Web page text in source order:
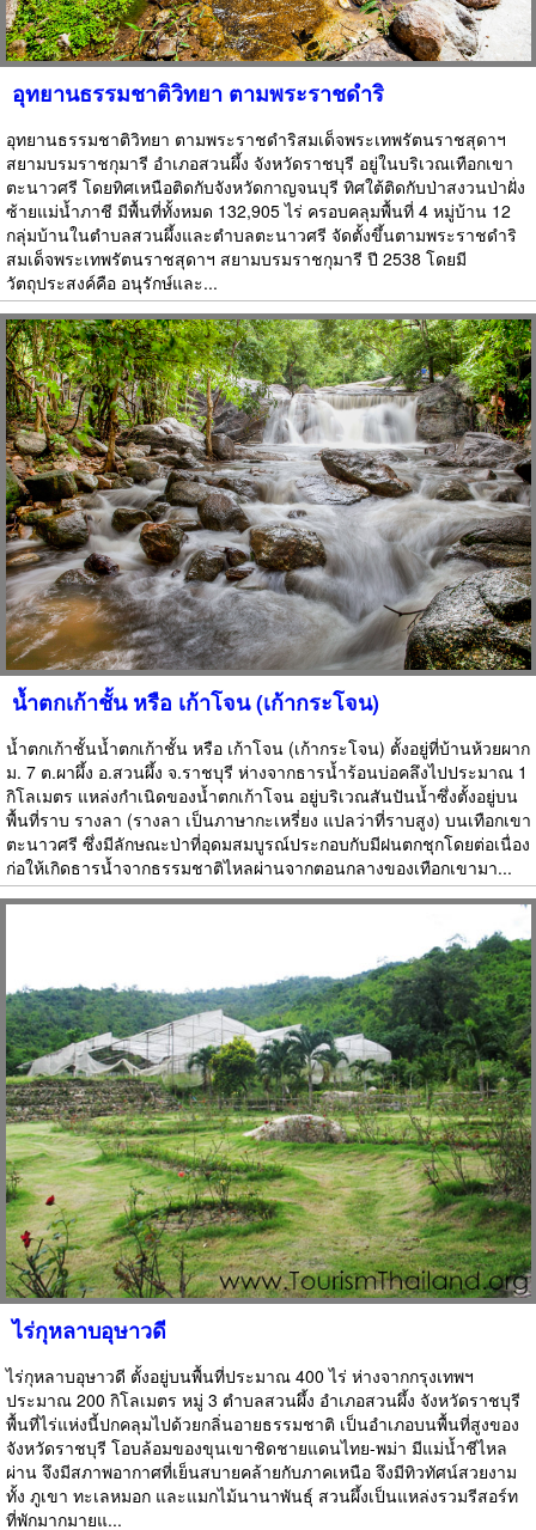
อุทยานธรรมชาติวิทยา ตามพระราชดำริ
อุทยานธรรมชาติวิทยา ตามพระราชดำริสมเด็จพระเทพรัตนราชสุดาฯ
สยามบรมราชกุมารี อำเภอสวนผึ้ง จังหวัดราชบุรี อยู่ในบริเวณเทือกเขา
ตะนาวศรี โดยทิศเหนือติดกับจังหวัดกาญจนบุรี ทิศใต้ติดกับป่าสงวนป่าฝั่ง
ซ้ายแม่น้ำภาชี มีพื้นที่ทั้งหมด 132,905 ไร่ ครอบคลุมพื้นที่ 4 หมู่บ้าน 12
กลุ่มบ้านในตำบลสวนผึ้งและตำบลตะนาวศรี จัดตั้งขึ้นตามพระราชดำริ
สมเด็จพระเทพรัตนราชสุดาฯ สยามบรมราชกุมารี ปี 2538 โดยมี
วัตถุประสงค์คือ อนุรักษ์และ...
น้ำตกเก้าชั้น หรือ เก้าโจน (เก้ากระโจน)
น้ำตกเก้าชั้นน้ำตกเก้าชั้น หรือ เก้าโจน (เก้ากระโจน) ตั้งอยู่ที่บ้านห้วยผาก
ม. 7 ต.ผาผึ้ง อ.สวนผึ้ง จ.ราชบุรี ห่างจากธารน้ำร้อนบ่อคลึงไปประมาณ 1
กิโลเมตร แหล่งกำเนิดของน้ำตกเก้าโจน อยู่บริเวณสันปันน้ำซึ่งตั้งอยู่บน
พื้นที่ราบ รางลา (รางลา เป็นภาษากะเหรี่ยง แปลว่าที่ราบสูง) บนเทือกเขา
ตะนาวศรี ซึ่งมีลักษณะป่าที่อุดมสมบูรณ์ประกอบกับมีฝนตกชุกโดยต่อเนื่อง
ก่อให้เกิดธารน้ำจากธรรมชาติไหลผ่านจากตอนกลางของเทือกเขามา...
ไร่กุหลาบอุษาวดี
ไร่กุหลาบอุษาวดี ตั้งอยู่บนพื้นที่ประมาณ 400 ไร่ ห่างจากกรุงเทพฯ
ประมาณ 200 กิโลเมตร หมู่ 3 ตำบลสวนผึ้ง อำเภอสวนผึ้ง จังหวัดราชบุรี
พื้นที่ไร่แห่งนี้ปกคลุมไปด้วยกลิ่นอายธรรมชาติ เป็นอำเภอบนพื้นที่สูงของ
จังหวัดราชบุรี โอบล้อมของขุนเขาชิดชายแดนไทย-พม่า มีแม่น้ำชีไหล
ผ่าน จึงมีสภาพอากาศที่เย็นสบายคล้ายกับภาคเหนือ จึงมีทิวทัศน์สวยงาม
ทั้ง ภูเขา ทะเลหมอก และแมกไม้นานาพันธุ์ สวนผึ้งเป็นแหล่งรวมรีสอร์ท
ที่พักมากมายแ...